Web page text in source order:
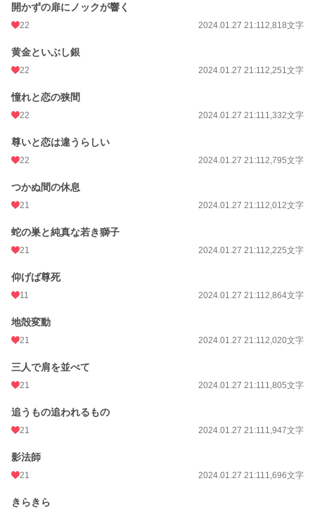
年間ポイント 916 pt (86,876 位)
開かずの扉にノックが響く
22 2024.01.27 21:112,818文字
黄金といぶし銀
22 2024.01.27 21:112,251文字
憧れと恋の狭間
22 2024.01.27 21:111,332文字
尊いと恋は違うらしい
22 2024.01.27 21:112,795文字
つかぬ間の休息
21 2024.01.27 21:112,012文字
蛇の巣と純真な若き獅子
21 2024.01.27 21:112,225文字
仰げば尊死
11 2024.01.27 21:112,864文字
地殻変動
21 2024.01.27 21:112,020文字
三人で肩を並べて
21 2024.01.27 21:111,805文字
追うもの追われるもの
21 2024.01.27 21:111,947文字
影法師
21 2024.01.27 21:111,696文字
きらきら